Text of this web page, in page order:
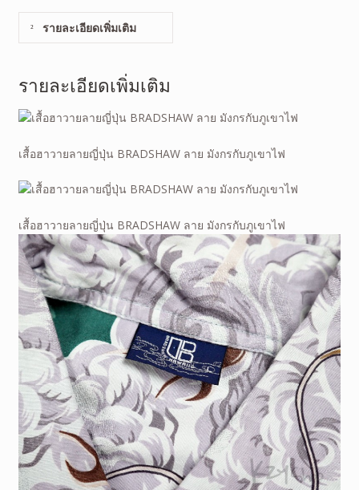
รายละเอียดเพิ่มเติม
รายละเอียดเพิ่มเติม
เสื้อฮาวายลายญี่ปุ่น BRADSHAW ลาย มังกรกับภูเขาไฟ
เสื้อฮาวายลายญี่ปุ่น BRADSHAW ลาย มังกรกับภูเขาไฟ